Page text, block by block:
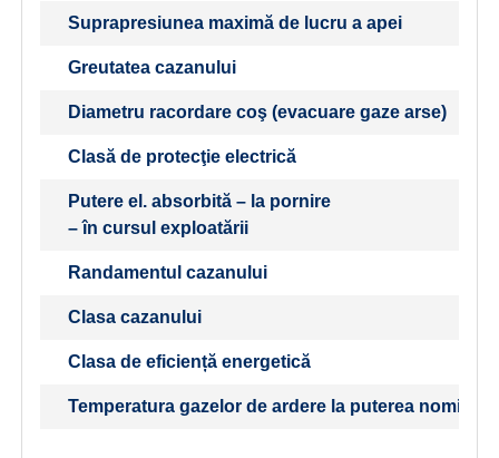
Suprapresiunea maximă de lucru a apei
Greutatea cazanului
Diametru racordare coş (evacuare gaze arse)
Clasă de protecţie electrică
Putere el. absorbită – la pornire
– în cursul exploatării
Randamentul cazanului
Clasa cazanului
Clasa de eficiență energetică
Temperatura gazelor de ardere la puterea